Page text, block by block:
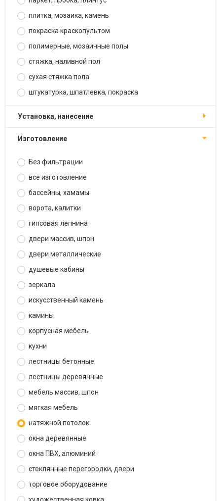
плитка, мозаика, камень
покраска краскопультом
полимерные, мозаичные полы
стяжка, наливной пол
сухая стяжка пола
штукатурка, шпатлевка, покраска
установка, нанесение
изготовление
Без фильтрации
все изготовление
бассейны, хамамы
ворота, калитки
гипсовая лепнина
двери массив, шпон
двери металлические
душевые кабины
зеркала
искусственный камень
камины
корпусная мебель
кухни
лестницы бетонные
лестницы деревянные
мебель массив, шпон
мягкая мебель
натяжной потолок
окна деревянные
окна ПВХ, алюминий
стеклянные перегородки, двери
торговое оборудование